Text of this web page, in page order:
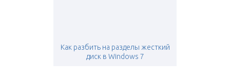
Как разбить на разделы жесткий
диск в Windows 7